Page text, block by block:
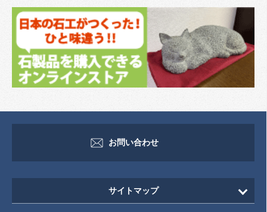
お問い合わせ
サイトマップ